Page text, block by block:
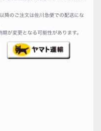
降のご注文は佐川急便での配送にな
が変更となる可能性があります。